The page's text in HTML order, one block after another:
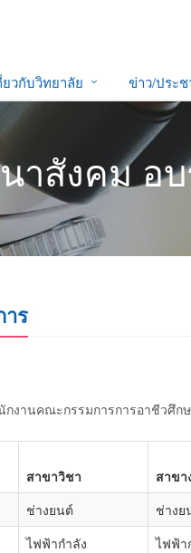
ยวกับวิทยาลัย ข่าว/ประ
าสังคม อ
าร
งานคณะกรรมการการอาชีวศึก
สาขาวิชา สาขา
ช่างยนต์ ช่างย
ไฟฟ้ากำลัง ไฟฟ้า